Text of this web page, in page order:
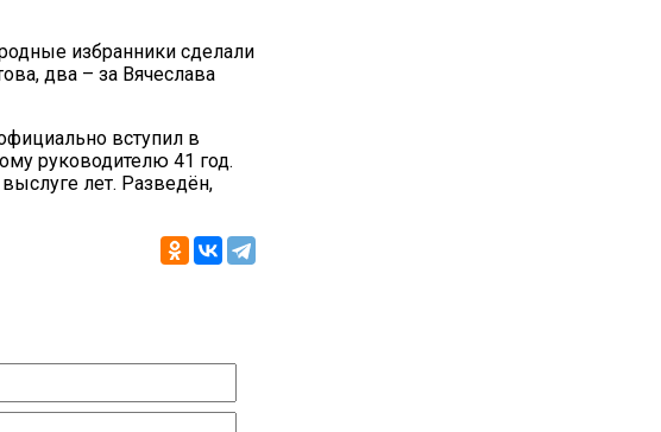
избранники сделали
два – за Вячеслава
вступил в
руководителю 41 год.
лет. Разведён,